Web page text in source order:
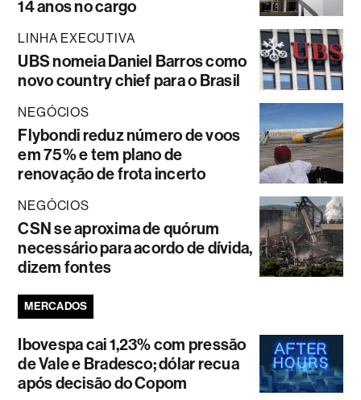
14 anos no cargo
LINHA EXECUTIVA
UBS nomeia Daniel Barros como
novo country chief para o Brasil
NEGÓCIOS
Flybondi reduz número de voos
em 75% e tem plano de
renovação de frota incerto
NEGÓCIOS
CSN se aproxima de quórum
necessário para acordo de dívida,
dizem fontes
MERCADOS
Ibovespa cai 1,23% com pressão
de Vale e Bradesco; dólar recua
após decisão do Copom